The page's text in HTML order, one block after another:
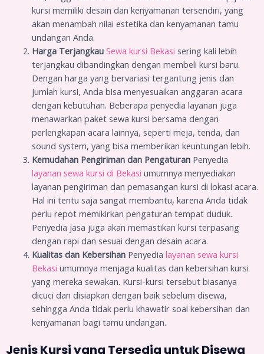
kursi memiliki desain dan kenyamanan tersendiri, yang
akan menambah nilai estetika dan kenyamanan tamu
undangan Anda.
Harga Terjangkau Sewa kursi Bekasi sering kali lebih
terjangkau dibandingkan dengan membeli kursi baru.
Dengan harga yang bervariasi tergantung jenis dan
jumlah kursi, Anda bisa menyesuaikan anggaran acara
dengan kebutuhan. Beberapa penyedia layanan juga
menawarkan paket sewa kursi bersama dengan
perlengkapan acara lainnya, seperti meja, tenda, dan
sound system, yang bisa memberikan keuntungan lebih.
Kemudahan Pengiriman dan PengaturanPenyedia
layanan sewa kursi di Bekasi umumnya menyediakan
layanan pengiriman dan pemasangan kursi di lokasi acara.
Hal ini tentu saja sangat membantu, karena Anda tidak
perlu repot memikirkan pengaturan tempat duduk.
Penyedia jasa juga akan memastikan kursi terpasang
dengan rapi dan sesuai dengan desain acara.
Kualitas dan KebersihanPenyedia layanan sewa kursi
Bekasi umumnya menjaga kualitas dan kebersihan kursi
yang mereka sewakan. Kursi-kursi tersebut biasanya
dicuci dan disiapkan dengan baik sebelum disewa,
sehingga Anda tidak perlu khawatir soal kebersihan dan
kenyamanan bagi tamu undangan.
Jenis Kursi yang Tersedia untuk Disewa